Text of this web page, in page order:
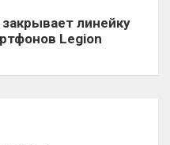
линейку
Legion